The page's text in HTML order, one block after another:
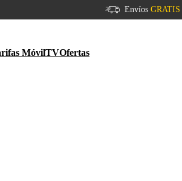
Envíos GRATIS
MóvilTVOfertas